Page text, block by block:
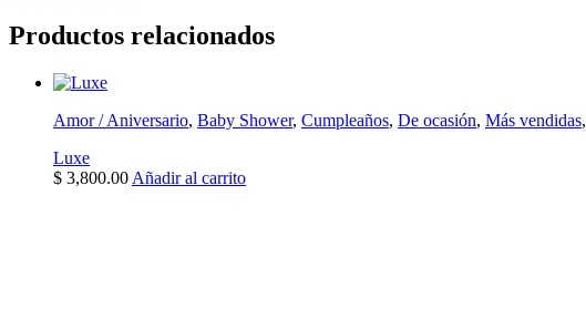
Productos relacionados
Amor / Aniversario, Baby Shower, Cumpleaños, De ocasión, Más vendidas,
Luxe
$ 3,800.00 Añadir al carrito